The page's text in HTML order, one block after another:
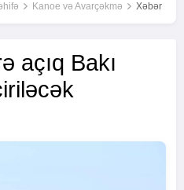
Kanoe və Avarçəkmə Xəbər
açıq Bakı